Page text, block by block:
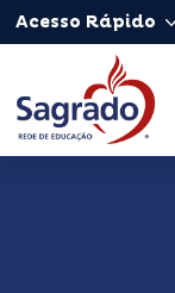
Acesso Rápido